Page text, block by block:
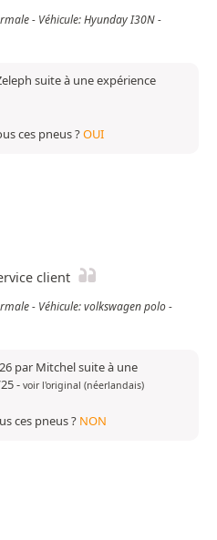
- Véhicule: Hyunday I30N -
suite à une expérience
ces pneus ?OUI
client
- Véhicule: volkswagen polo -
par Mitchel suite à une
- voir l'original (néerlandais)
ces pneus ? NON